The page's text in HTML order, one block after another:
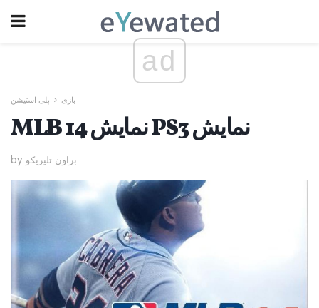
ad
بازی پلی استیشن
MLB 14 نمایش PS3 نمایش
by براون تلیریکو